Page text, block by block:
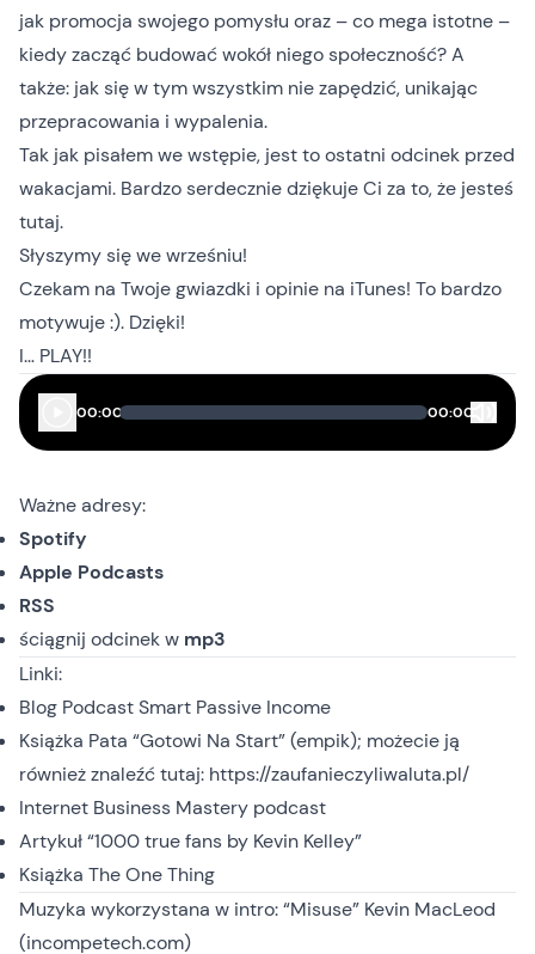
jak promocja swojego pomysłu oraz – co mega istotne –
kiedy zacząć budować wokół niego społeczność? A
także: jak się w tym wszystkim nie zapędzić, unikając
przepracowania i wypalenia.
Tak jak pisałem we wstępie, jest to ostatni odcinek przed
wakacjami. Bardzo serdecznie dziękuje Ci za to, że jesteś
tutaj.
Słyszymy się we wrześniu!
Czekam na Twoje gwiazdki i opinie na iTunes! To bardzo
motywuje :). Dzięki!
I… PLAY!!
00:00 00:00
Ważne adresy:
Spotify
Apple Podcasts
RSS
ściągnij odcinekw mp3
Linki:
Blog Podcast Smart Passive Income
Książka Pata “Gotowi Na Start” (empik); możecie ją
również znaleźć tutaj: https://zaufanieczyliwaluta.pl/
Internet Business Mastery podcast
Artykuł “1000 true fans by Kevin Kelley”
Książka The One Thing
Muzyka wykorzystana w intro: “Misuse” Kevin MacLeod
(incompetech.com)